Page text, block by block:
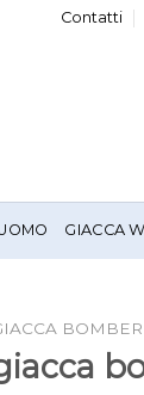
Contatti
GIACCA
BOMBER